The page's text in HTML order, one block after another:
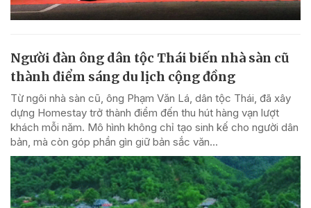
Người đàn ông dân tộc Thái biến nhà sàn cũ
thành điểm sáng du lịch cộng đồng
Từ ngôi nhà sàn cũ, ông Phạm Văn Lá, dân tộc Thái, đã xây
dựng Homestay trở thành điểm đến thu hút hàng vạn lượt
khách mỗi năm. Mô hình không chỉ tạo sinh kế cho người dân
bản, mà còn góp phần gìn giữ bản sắc văn...